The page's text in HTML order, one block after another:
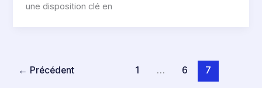
une disposition clé en
← Précédent 1 … 6 7